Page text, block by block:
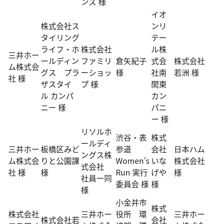
三井ホー
ム株式会
社 様
株式会社ス
タイリング
ライフ・ホ
ールディン
グス プラ
ザスタイ
ル カンパ
ニー 様
株式会社
ファミリ
ーショッ
プ 様
倉矢紀子
様
イオ
ンリ
テー
ル株
式会
社南
関東
カン
パニ
ー 様
株式会社
若洲 様
三井ホー
ム株式会
社 様
板橋区みど
りと公園課
様
リソルホ
ールディ
ングス株
式会社
社員一同
様
渋谷・表
参道
Women’s
Run 実行
委員会 様
株式
会社
いな
げや
様
日本ハム
株式会社
様
株式会社株式会社若 三井ホー
小金井市
役所 環 株式
会社
三井ホー